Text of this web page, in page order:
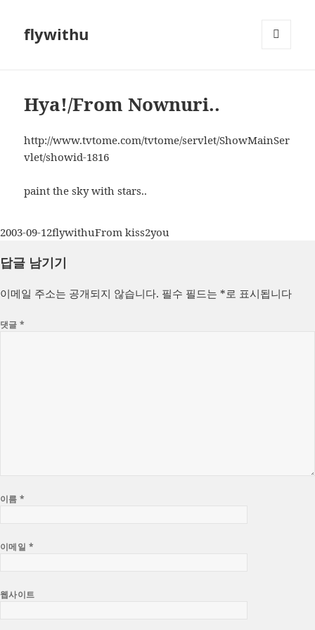
flywithu
Hya!/From Nownuri..
http://www.tvtome.com/tvtome/servlet/ShowMainSer
vlet/showid-1816
paint the sky with stars..
작
일
2003-09-12글
이
flywithu카
From kiss2you
답글 남기기
이메일 주소는 공개되지 않습니다. 필수 필드는 *로 표시됩니다
댓글*
이름*
이메일 *
웹사이트